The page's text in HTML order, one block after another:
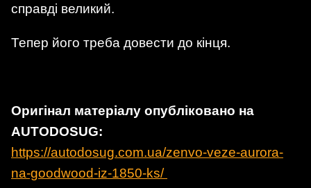
справді великий.
Тепер його треба довести до кінця.
Оригінал матеріалу опубліковано на
AUTODOSUG:
https://autodosug.com.ua/zenvo-veze-aurora-
na-goodwood-iz-1850-ks/